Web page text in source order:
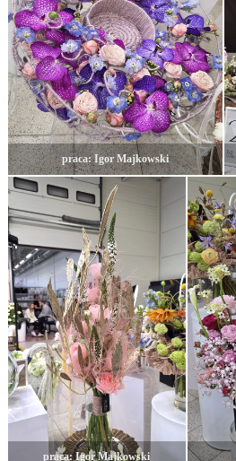
praca: Igor Majkowski
praca: Igor Majkowski